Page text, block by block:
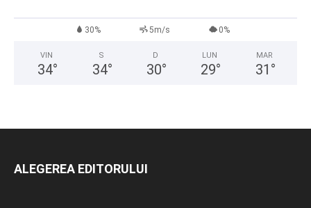
30% 5m/s 0%
VIN
34°
S
34°
D
30°
LUN
29°
MAR
31 °
ALEGEREA EDITORULUI